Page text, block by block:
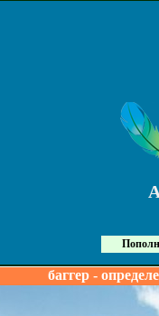
баггер -